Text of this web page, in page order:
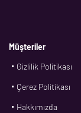
Müşteriler
Gizlilik Politikası
Çerez Politikası
Hakkımızda